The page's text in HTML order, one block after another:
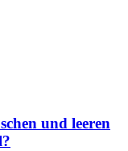
und leeren